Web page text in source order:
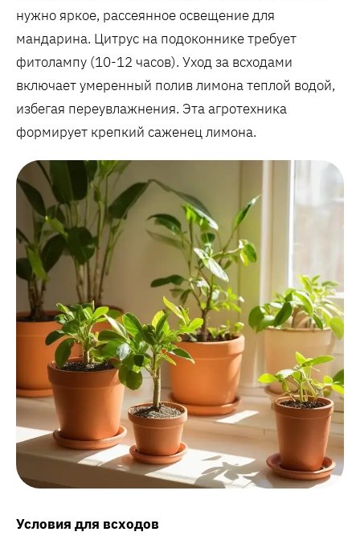
нужно яркое, рассеянное освещение для
мандарина. Цитрус на подоконнике требует
фитолампу (10-12 часов). Уход за всходами
включает умеренный полив лимона теплой водой,
избегая переувлажнения. Эта агротехника
формирует крепкий саженец лимона.
Условия для всходов